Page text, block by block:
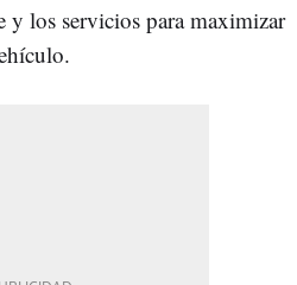
y los servicios para maximizar